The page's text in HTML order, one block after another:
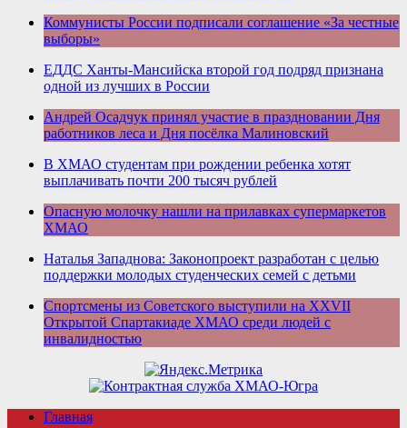
Коммунисты России подписали соглашение «За честные
выборы»
ЕДДС Ханты-Мансийска второй год подряд признана
одной из лучших в России
Андрей Осадчук принял участие в праздновании Дня
работников леса и Дня посёлка Малиновский
В ХМАО студентам при рождении ребенка хотят
выплачивать почти 200 тысяч рублей
Опасную молочку нашли на прилавках супермаркетов
ХМАО
Наталья Западнова: Законопроект разработан с целью
поддержки молодых студенческих семей с детьми
Спортсмены из Советского выступили на XXVII
Открытой Спартакиаде ХМАО среди людей с
инвалидностью
Главная